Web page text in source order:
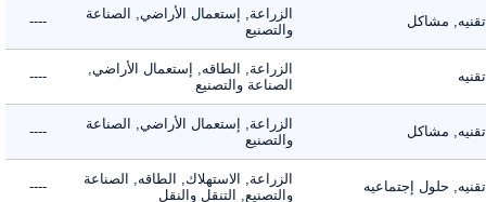
مشاكل
الزراعة, إستعمال الأراضي, الصناعة
والتصنيع
----
الزراعة, الطاقه, إستعمال الأراضي,
الصناعة والتصنيع
----
مشاكل
الزراعة, إستعمال الأراضي, الصناعة
والتصنيع
----
حلول إجتماعيه
الزراعة, الاستهلاك, الطاقه, الصناعة
والتصنيع, التنقل والنقل
----